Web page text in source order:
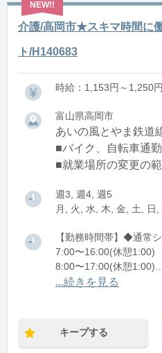
介護/高岡市★スキマ時間に
ト/H140683
時給：1,153円～1,250円
富山県高岡市
あいの風とやま鉄道
■バイク、自転車通
■就業場所の変更の
週3, 週4, 週5
月, 火, 水, 木, 金, 土, 日,
【勤務時間帯】◆通常
7:00〜16:00(休憩1:00)
8:00〜17:00(休憩1:00)
12:00〜21:00(休憩1:00)
...続きを見る
キープする